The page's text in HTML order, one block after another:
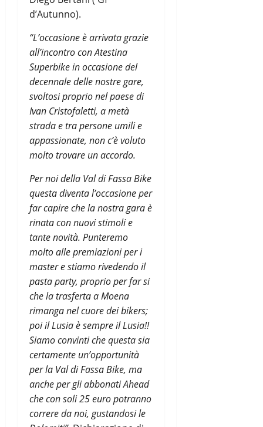
d’Autunno).
“L’occasione è arrivata grazie
all’incontro con Atestina
Superbike in occasione del
decennale delle nostre gare,
svoltosi proprio nel paese di
Ivan Cristofaletti, a metà
strada e tra persone umili e
appassionate, non c’è voluto
molto trovare un accordo.
Per noi della Val di Fassa Bike
questa diventa l’occasione per
far capire che la nostra gara è
rinata con nuovi stimoli e
tante novità. Punteremo
molto alle premiazioni per i
master e stiamo rivedendo il
pasta party, proprio per far si
che la trasferta a Moena
rimanganel cuore dei bikers;
poi il Lusia è sempre il Lusia!!
Siamo convinti che questa sia
certamente un’opportunità
per la Val di Fassa Bike, ma
anche per gli abbonati Ahead
che con soli 25 euro potranno
correre da noi, gustandosi le